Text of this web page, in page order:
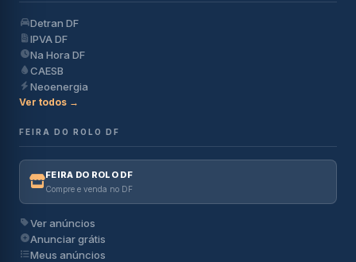
Detran DF
IPVA DF
Na Hora DF
CAESB
Neoenergia
Ver todos →
FEIRA DO ROLO DF
FEIRA DO ROLO DF
Compre e venda no DF
Ver anúncios
Anunciar grátis
Meus anúncios